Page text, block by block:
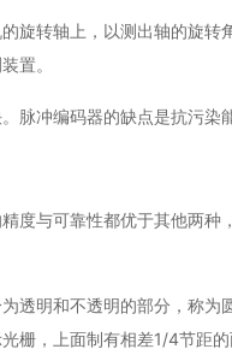
旋转轴上，以测出轴的旋转
置。
脉冲编码器的缺点是抗污染
度与可靠性都优于其他两种
透明和不透明的部分，称为
栅，上面制有相差1/4节距